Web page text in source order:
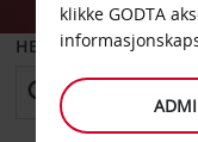
HENT FRA
klikke GODTA